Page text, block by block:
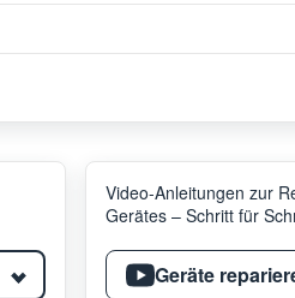
Video-Anleitungen zur
Gerätes – Schritt für
Geräte